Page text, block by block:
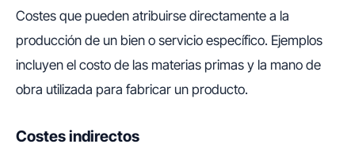
Costes que pueden atribuirse directamente a la
producción de un bien o servicio específico. Ejemplos
incluyen el costo de las materias primas y la mano de
obra utilizada para fabricar un producto.
Costes indirectos